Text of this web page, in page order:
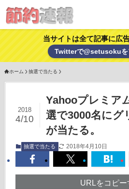
当サイトは全て記事に広
Twitterで@setusokuを
ホーム 抽選で当たる
Yahooプレミア
選で3000名に
が当たる。
2018
4/10
抽選で当たる 2018年4月10日
URLをコピー